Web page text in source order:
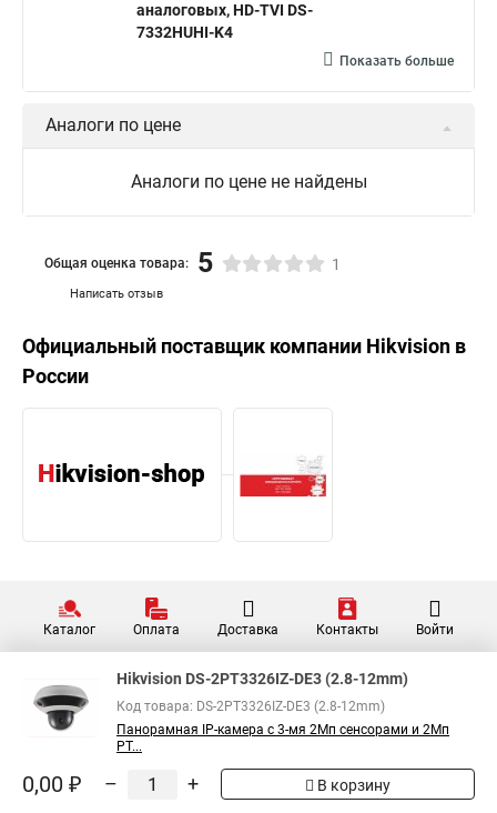
аналоговых, HD-TVI DS-
7332HUHI-K4
Показать больше
Аналоги по цене
Аналоги по цене не найдены
Написать отзыв
Общая оценка товара: 5 1
Официальный поставщик компании Hikvision в
России
Каталог Оплата Доставка Контакты Войти
Hikvision DS-2PT3326IZ-DE3 (2.8-12mm)
Код товара: DS-2PT3326IZ-DE3 (2.8-12mm)
Панорамная IP-камера с 3-мя 2Мп сенсорами и 2Мп
PT...
0,00 ₽ – + В корзину